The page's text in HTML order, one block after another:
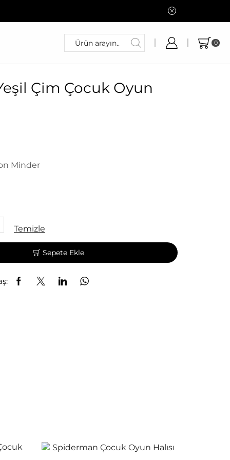
0
Çim Çocuk Oyun
Minder
Temizle
Sepete Ekle